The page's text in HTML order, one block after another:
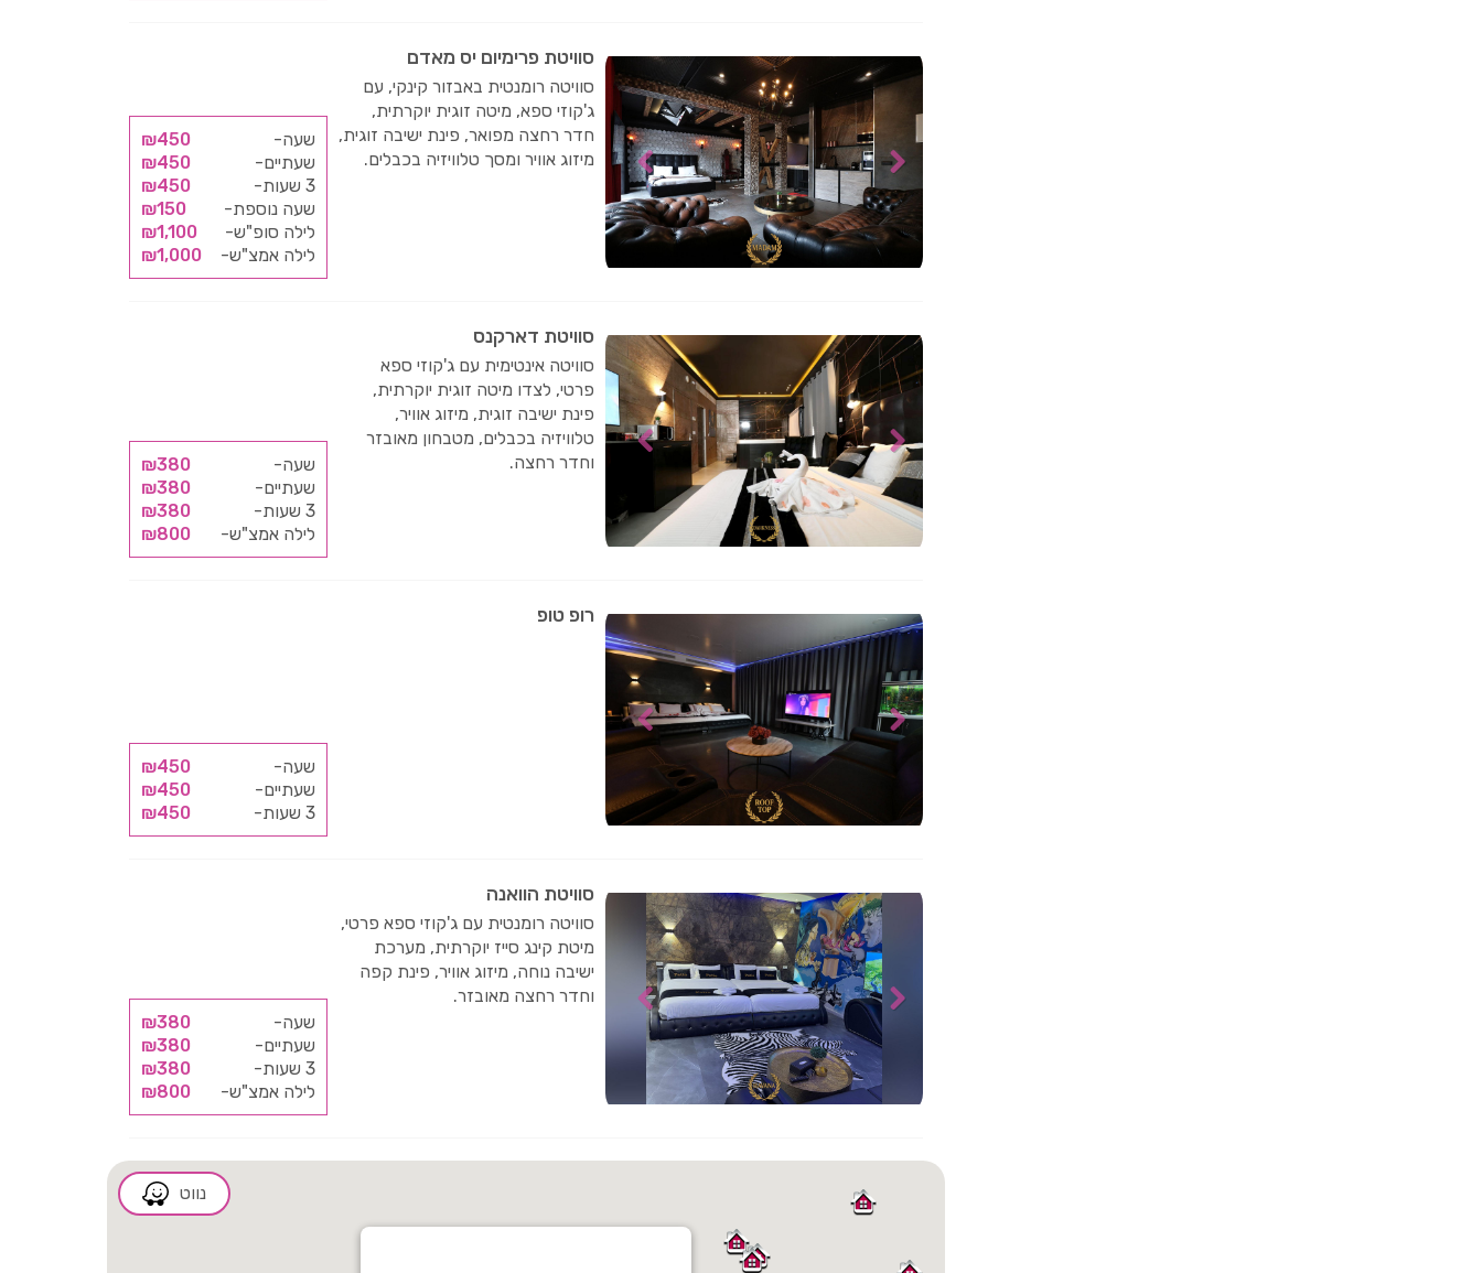
סוויטת פרימיום יס מאדם
סוויטה רומנטית באבזור קינקי, עם
ג'קוזי ספא, מיטה זוגית יוקרתית,
חדר רחצה מפואר, פינת ישיבה זוגית,
מיזוג אוויר ומסך טלוויזיה בכבלים.
שעה-
₪450
שעתיים-
₪450
3 שעות-
₪450
שעה נוספת-
₪150
לילה סופ"ש-
₪1,100
לילה אמצ"ש-
₪1,000
סוויטת דארקנס
סוויטה אינטימית עם ג'קוזי ספא
פרטי, לצדו מיטה זוגית יוקרתית,
פינת ישיבה זוגית, מיזוג אוויר,
טלוויזיה בכבלים, מטבחון מאובזר
וחדר רחצה.
שעה-
₪380
שעתיים-
₪380
3 שעות-
₪380
לילה אמצ"ש-
₪800
רופ טופ
שעה-
₪450
שעתיים-
₪450
3 שעות-
₪450
סוויטת הוואנה
סוויטה רומנטית עם ג'קוזי ספא פרטי,
מיטת קינג סייז יוקרתית, מערכת
ישיבה נוחה, מיזוג אוויר, פינת קפה
וחדר רחצה מאובזר.
שעה-
₪380
שעתיים-
₪380
3 שעות-
₪380
לילה אמצ"ש-
₪800
נווט